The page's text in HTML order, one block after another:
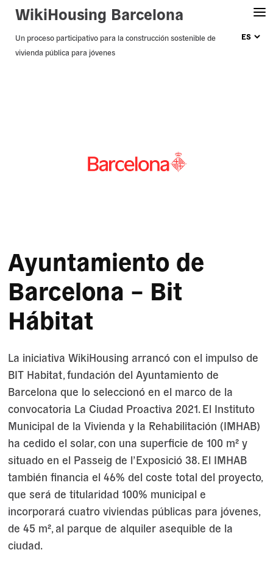
Skip
WikiHousing Barcelona
Un proceso participativo para la construcción sostenible de
vivienda pública para jóvenes
Ayuntamiento de
Barcelona – Bit
Hábitat
La iniciativa WikiHousing arrancó con el impulso de
BIT Habitat, fundación del Ayuntamiento de
Barcelona que lo seleccionó en el marco de la
convocatoria La Ciudad Proactiva 2021. El Instituto
Municipal de la Vivienda y la Rehabilitación (IMHAB)
ha cedido el solar, con una superficie de 100 m² y
situado en el Passeig de l’Exposició 38. El IMHAB
también financia el 46% del coste total del proyecto,
que será de titularidad 100% municipal e
incorporará cuatro viviendas públicas para jóvenes,
de 45 m², al parque de alquiler asequible de la
ciudad.